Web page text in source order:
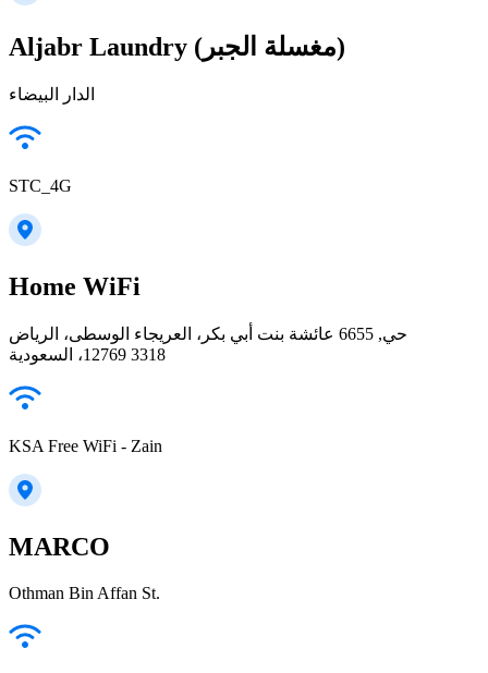
Aljabr Laundry (مغسلة الجبر)
الدار البيضاء
STC_4G
Home WiFi
حي, 6655 عائشة بنت أبي بكر، العريجاء الوسطى، الرياض
12769 3318، السعودية
KSA Free WiFi - Zain
MARCO
Othman Bin Affan St.